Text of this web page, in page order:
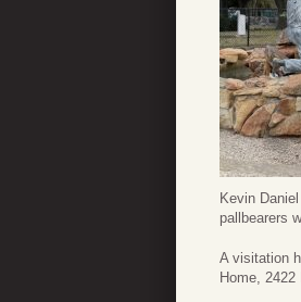
Kevin
pallbearers
A visitation
Home,